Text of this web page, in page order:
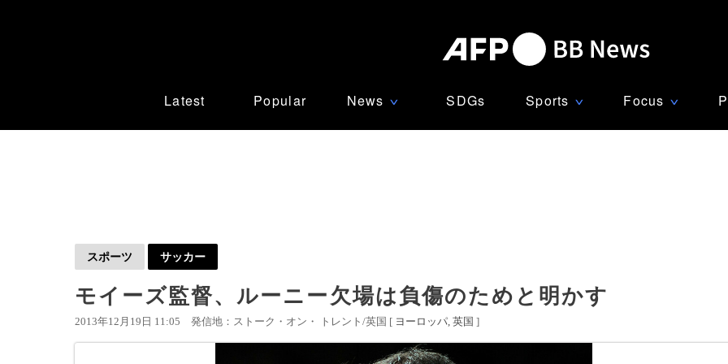
Latest Popular News ∨ SDGs Sports ∨ Focus ∨
スポーツ サッカー
モイーズ監督、ルーニー欠場は負傷のためと明かす
2013年12月19日 11:05 発信地：ストーク・オン・ トレント/英国 [ ヨーロッパ 英国 ]